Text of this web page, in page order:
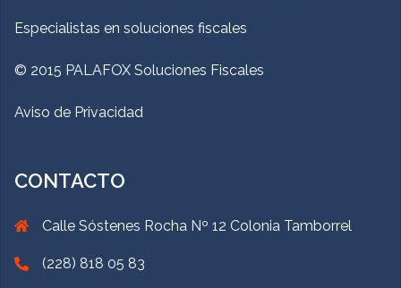
Especialistas en soluciones fiscales
© 2015 PALAFOX Soluciones Fiscales
Aviso de Privacidad
CONTACTO
Calle Sóstenes Rocha Nº 12 Colonia Tamborrel
(228) 818 05 83